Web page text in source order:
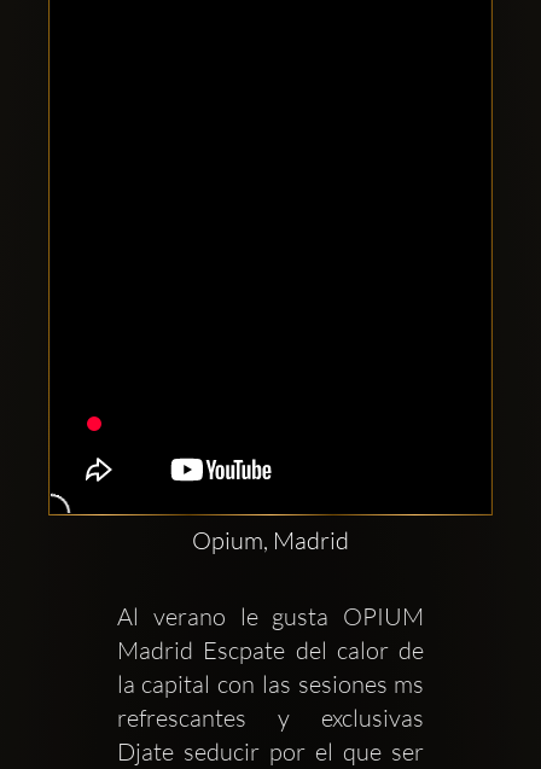
Opium, Madrid
Al verano le gusta OPIUM
Madrid Escpate del calor de
la capital con las sesiones ms
refrescantes y exclusivas
Djate seducir por el que ser